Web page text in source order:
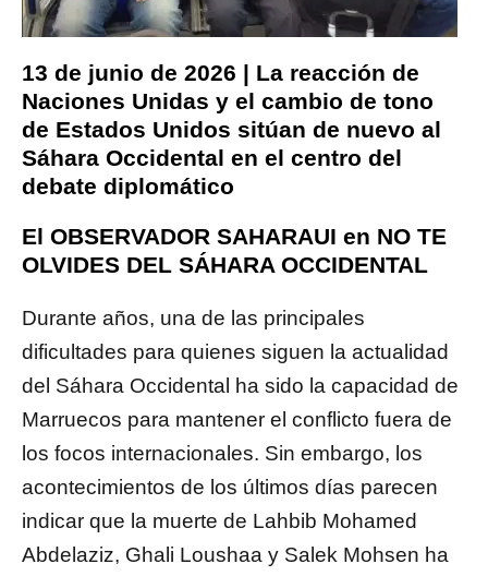
13 de junio de 2026 | La reacción de
Naciones Unidas y el cambio de tono
de Estados Unidos sitúan de nuevo al
Sáhara Occidental en el centro del
debate diplomático
El OBSERVADOR SAHARAUI en NO TE
OLVIDES DEL SÁHARA OCCIDENTAL
Durante años, una de las principales
dificultades para quienes siguen la actualidad
del Sáhara Occidental ha sido la capacidad de
Marruecos para mantener el conflicto fuera de
los focos internacionales. Sin embargo, los
acontecimientos de los últimos días parecen
indicar que la muerte de Lahbib Mohamed
Abdelaziz, Ghali Loushaa y Salek Mohsen ha